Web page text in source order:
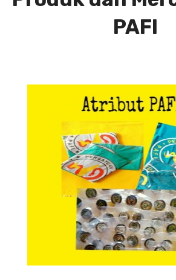
PAFI
Atribut PAFI
Atribut